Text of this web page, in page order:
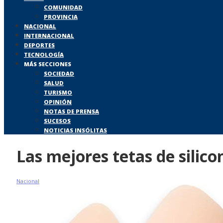
COMUNIDAD
PROVINCIA
NACIONAL
INTERNACIONAL
DEPORTES
TECNOLOGÍA
MÁS SECCIONES
SOCIEDAD
SALUD
TURISMO
OPINIÓN
NOTAS DE PRENSA
SUCESOS
NOTICIAS INSÓLITAS
Las mejores tetas de
Nacional